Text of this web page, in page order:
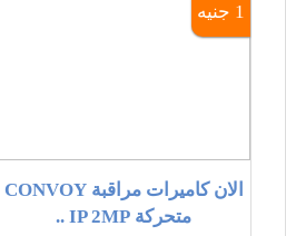
1 جنيه
الان كاميرات مراقبة CONVOY
متحركة IP 2MP ..